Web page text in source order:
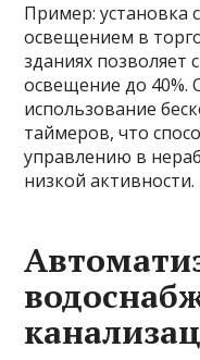
Пример: установка
освещением в
зданиях позволяет
освещение до 40%.
использование
таймеров, что
управлению в
низкой активности.